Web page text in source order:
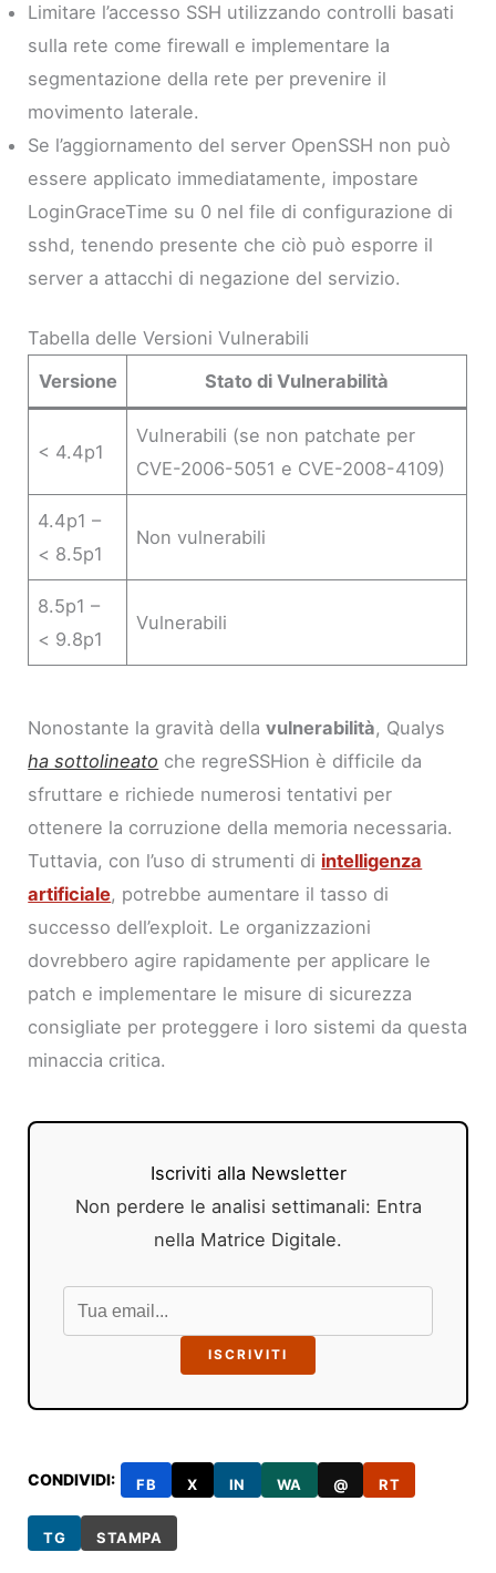
Limitare l’accesso SSH utilizzando controlli basati
sulla rete come firewall e implementare la
segmentazione della rete per prevenire il
movimento laterale.
Se l’aggiornamento del server OpenSSH non può
essere applicato immediatamente, impostare
LoginGraceTime su 0 nel file di configurazione di
sshd, tenendo presente che ciò può esporre il
server a attacchi di negazione del servizio.
Tabella delle Versioni Vulnerabili
Versione
Stato di Vulnerabilità
< 4.4p1
Vulnerabili (se non patchate per
CVE-2006-5051 e CVE-2008-4109)
4.4p1 –
< 8.5p1
Non vulnerabili
8.5p1 –
< 9.8p1
Vulnerabili
Nonostante la gravità dellavulnerabilità, Qualys
ha sottolineato che regreSSHion è difficile da
sfruttare e richiede numerosi tentativi per
ottenere la corruzione della memoria necessaria.
Tuttavia, con l’uso di strumenti di intelligenza
artificiale, potrebbe aumentare il tasso di
successo dell’exploit. Le organizzazioni
dovrebbero agire rapidamente per applicare le
patch e implementare le misure di sicurezza
consigliate per proteggere i loro sistemi da questa
minaccia critica.
Iscriviti alla Newsletter
Non perdere le analisi settimanali: Entra
nella Matrice Digitale.
ISCRIVITI
CONDIVIDI: FB X IN WA @ RT
TG STAMPA